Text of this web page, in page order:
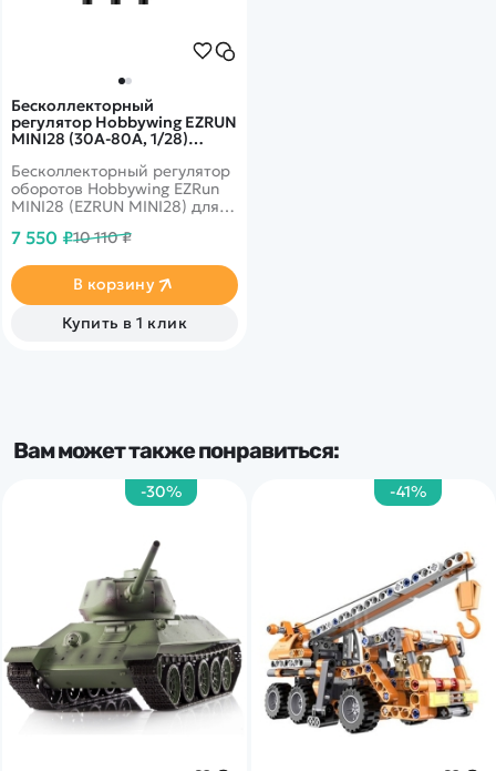
Бесколлекторный
регулятор Hobbywing EZRUN
MINI28 (30A-80A, 1/28)
30101300
Бесколлекторный регулятор
оборотов Hobbywing EZRun
MINI28 (EZRUN MINI28) для
масштаба 1/28.
7 550 ₽10 110 ₽
В корзину
Купить в 1 клик
Вам может также понравиться:
-41%
-30%